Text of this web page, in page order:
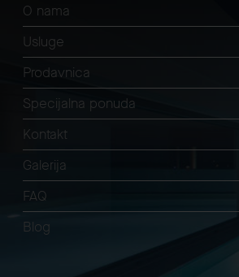
O nama
Usluge
Prodavnica
Specijalna ponuda
Kontakt
Galerija
FAQ
Blog